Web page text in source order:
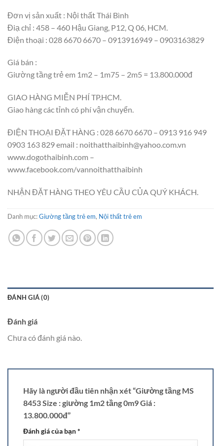
Đơn vị sản xuất : Nội thất Thái Bình
Điạ chỉ : 458 – 460 Hậu Giang, P12, Q 06, HCM.
Điện thoại : 028 6670 6670 – 0913916949 – 0903163829
Giá bán :
Giường tầng trẻ em 1m2 – 1m75 – 2m5 = 13.800.000đ
GIAO HÀNG MIỄN PHÍ TP.HCM.
Giao hàng các tỉnh có phí vận chuyển.
ĐIỆN THOẠI ĐẶT HÀNG : 028 6670 6670 – 0913 916 949
0903 163 829 email : noithatthaibinh@yahoo.com.vn
www.dogothaibinh.com –
www.facebook.com/vannoithatthaibinh
NHẬN ĐẶT HÀNG THEO YÊU CẦU CỦA QUÝ KHÁCH.
Danh mục:Giường tầng trẻ em, Nội thất trẻ em
ĐÁNH GIÁ (0)
Đánh giá
Chưa có đánh giá nào.
Hãy là người đầu tiên nhận xét “Giường tầng MS
8453 Size : giường 1m2 tầng 0m9 Giá :
13.800.000đ”
Đánh giá của bạn*